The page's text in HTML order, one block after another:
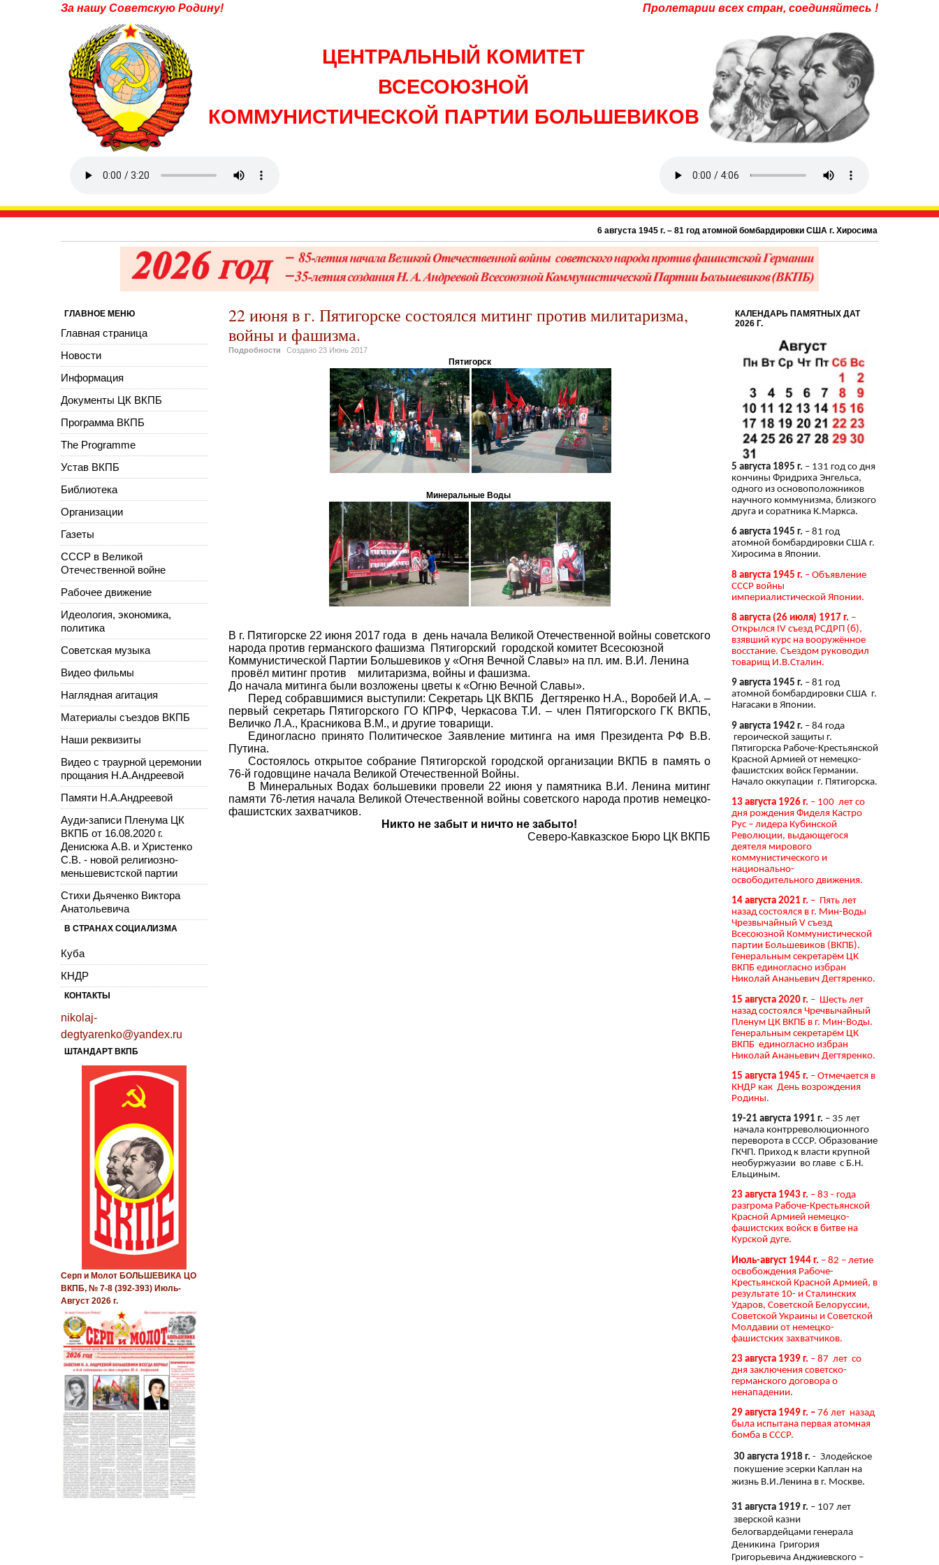
За нашу Советскую Родину! Пролетарии всех стран, соединяйтесь !
ЦЕНТРАЛЬНЫЙ КОМИТЕТ
ВСЕСОЮЗНОЙ
КОММУНИСТИЧЕСКОЙ ПАРТИИ БОЛЬШЕВИКОВ
6 августа 1945 г. – 81 год атомной бомбардировки США г. Хиросима в Японии.
22 июня в г. Пятигорске состоялся митинг против милитаризма,
войны и фашизма.
Подробности Создано 23 Июнь 2017
Пятигорск
Минеральные Воды
В г. Пятигорске 22 июня 2017 года в день начала Великой Отечественной войны советского
народа против германского фашизма
Пятигорский городской комитет Всесоюзной
Коммунистической Партии Большевиков у «Огня Вечной Славы» на пл. им. В.И. Ленина
провёл митинг против
милитаризма, войны и фашизма.
До начала митинга были возложены цветы к «Огню Вечной Славы».
Перед собравшимися выступили: Секретарь ЦК ВКПБ Дегтяренко Н.А., Воробей И.А. –
первый секретарь Пятигорского ГО КПРФ, Черкасова Т.И. – член Пятигорского ГК ВКПБ,
Величко Л.А., Красникова В.М., и другие товарищи.
Единогласно принято Политическое Заявление митинга на имя Президента РФ В.В.
Путина.
Состоялось открытое собрание Пятигорской городской организации ВКПБ в память о
76-й годовщине начала Великой Отечественной Войны.
В Минеральных Водах большевики провели 22 июня у памятника В.И. Ленина митинг
памяти 76-летия начала Великой Отечественной войны советского народа против немецко-
фашистских захватчиков.
Никто не забыт и ничто не забыто!
Северо-Кавказское Бюро ЦК ВКПБ
ГЛАВНОЕ МЕНЮ
Главная страница
Новости
Информация
Документы ЦК ВКПБ
Программа ВКПБ
The Programme
Устав ВКПБ
Библиотека
Организации
Газеты
СССР в Великой
Отечественной войне
Рабочее движение
Идеология, экономика,
политика
Советская музыка
Видео фильмы
Наглядная агитация
Материалы съездов ВКПБ
Наши реквизиты
Видео с траурной церемонии
прощания Н.А.Андреевой
Памяти Н.А.Андреевой
Ауди-записи Пленума ЦК
ВКПБ от 16.08.2020 г.
Денисюка А.В. и Христенко
С.В. - новой религиозно-
меньшевистской партии
Стихи Дьяченко Виктора
Анатольевича
В СТРАНАХ СОЦИАЛИЗМА
Куба
КНДР
КОНТАКТЫ
nikolaj-
degtyarenko@yandex.ru
ШТАНДАРТ ВКПБ
Серп и Молот БОЛЬШЕВИКА ЦО
ВКПБ, № 7-8 (392-393) Июль-
Август 2026 г.
КАЛЕНДАРЬ ПАМЯТНЫХ ДАТ
2026 Г.
5 августа 1895 г. – 131 год со дня
кончины Фридриха Энгельса,
одного из основоположников
научного коммунизма, близкого
друга и соратника К.Маркса.
6 августа 1945 г. – 81 год
атомной бомбардировки США г.
Хиросима в Японии.
8 августа 1945 г. – Объявление
СССР войны
империалистической Японии.
8 августа (26 июля) 1917 г. –
Открылся IV съезд РСДРП (б),
взявший курс на вооружённое
восстание. Съездом руководил
товарищ И.В.Сталин.
9 августа 1945 г. – 81 год
атомной бомбардировки США г.
Нагасаки в Японии.
9 августа 1942 г. – 84 года
героической защиты г.
Пятигорска Рабоче-Крестьянской
Красной Армией от немецко-
фашистских войск Германии.
Начало оккупации г. Пятигорска.
13 августа 1926 г. – 100 лет со
дня рождения Фиделя Кастро
Рус – лидера Кубинской
Революции, выдающегося
деятеля мирового
коммунистического и
национально-
освободительного движения.
14 августа 2021 г. – Пять лет
назад состоялся в г. Мин-Воды
Чрезвычайный V съезд
Всесоюзной Коммунистической
партии Большевиков (ВКПБ).
Генеральным секретарём ЦК
ВКПБ единогласно избран
Николай Ананьевич Дегтяренко.
15 августа 2020 г. – Шесть лет
назад состоялся Чречвычайный
Пленум ЦК ВКПБ в г. Мин-Воды.
Генеральным секретарём ЦК
ВКПБ единогласно избран
Николай Ананьевич Дегтяренко.
15 августа 1945 г. – Отмечается в
КНДР как День возрождения
Родины.
19-21 августа 1991 г. – 35 лет
начала контрреволюционного
переворота в СССР. Образование
ГКЧП. Приход к власти крупной
необуржуазии во главе с Б.Н.
Ельциным.
23 августа 1943 г. – 83 - года
разгрома Рабоче-Крестьянской
Красной Армией немецко-
фашистских войск в битве на
Курской дуге.
Июль-август 1944 г. – 82 – летие
освобождения Рабоче-
Крестьянской Красной Армией, в
результате 10- и Сталинских
Ударов, Советской Белоруссии,
Советской Украины и Советской
Молдавии от немецко-
фашистских захватчиков.
23 августа 1939 г. – 87 лет со
дня заключения советско-
германского договора о
ненападении.
29 августа 1949 г. – 76 лет назад
была испытана первая атомная
бомба в СССР.
30 августа 1918 г. - Злодейское
покушение эсерки Каплан на
жизнь В.И.Ленина в г. Москве.
31 августа 1919 г. – 107 лет
зверской казни
белогвардейцами генерала
Деникина Григория
Григорьевича Анджиевского –